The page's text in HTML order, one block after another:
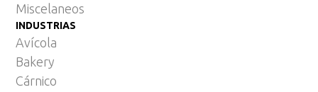
Miscelaneos
INDUSTRIAS
Avícola
Bakery
Cárnico